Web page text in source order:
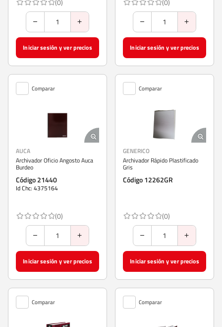
Iniciar sesión y ver precios Iniciar sesión y ver precios
Comparar
AUCA
Archivador Oficio Angosto Auca
Burdeo
Código 21440
Id Chc: 4375164
(0)
Iniciar sesión y ver precios
Comparar
GENERICO
Archivador Rápido Plastificado
Gris
Código 12262GR
(0)
Iniciar sesión y ver precios
Comparar Comparar